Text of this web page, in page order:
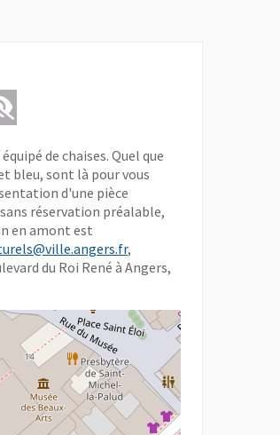
l'handicap Auditif
pour l'handicap Mental
pour l'handicap
de chaises. Quel que
bleu, sont là pour vous
d'une pièce
réservation préalable,
en amont est
,
du Roi René à Angers,